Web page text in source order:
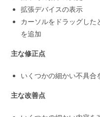
拡張デバイスの表示
カーソルをドラッグした
を追加
主な修正点
いくつかの細かい不具合
主な改善点